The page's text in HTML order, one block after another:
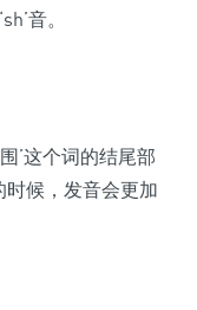
音。
’这个词的结尾部
时候，发音会更加